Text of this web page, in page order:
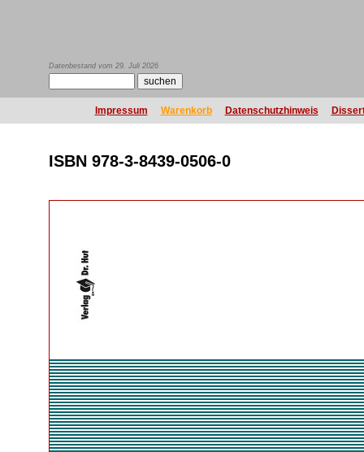
Datenbestand vom 29. Juli 2026
Impressum Warenkorb Datenschutzhinweis
ISBN 978-3-8439-0506-0